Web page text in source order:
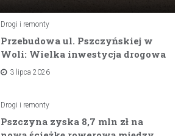
Drogi i remonty
Przebudowa ul. Pszczyńskiej w
Woli: Wielka inwestycja drogowa
na horyzoncie
3 lipca 2026
Drogi i remonty
Pszczyna zyska 8,7 mln zł na